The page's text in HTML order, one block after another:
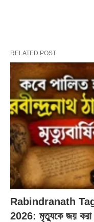
RELATED POST
Rabindranath
2026: মৃত্যুকে জয় করা